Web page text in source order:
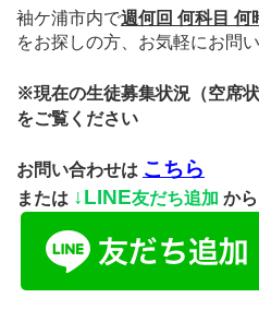
袖ケ浦市内で週何回 何科目 何
をお探しの方、お気軽にお問
※現在の生徒募集状況（空席
をご覧ください
お問い合わせは こちら
または ↓LINE友だち追加 から